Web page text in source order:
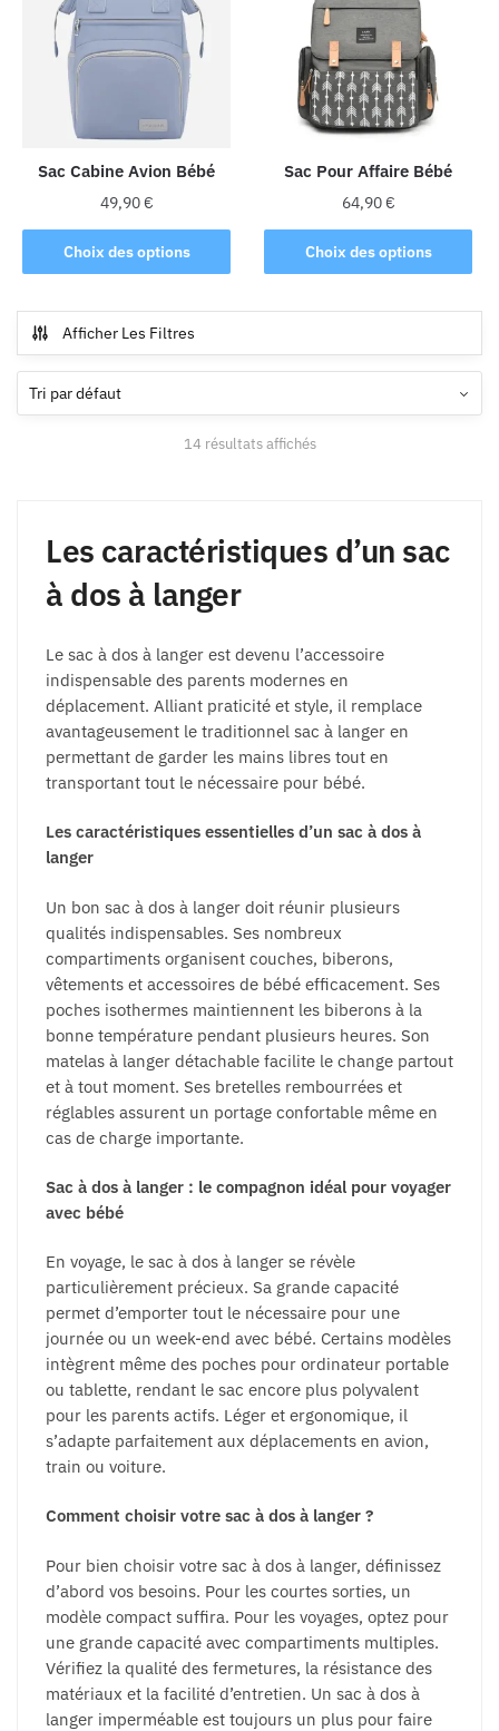
options
peuvent
choisies
sur
la
page
produit
Sac Cabine Avion Bébé
49,90€
Choix des options
Ce
produit
plusieurs
variations.
Les
page
du
Sac Pour Affaire Bébé
64,90€
Choix des options
Ce
produit
variations.
Les
page
Afficher Les Filtres
14 résultats affichés
Les caractéristiques d’un sac
à dos à langer
Le sac à dos à langer est devenu l’accessoire
indispensable des parents modernes en
déplacement. Alliant praticité et style, il remplace
avantageusement le traditionnel sac à langer en
permettant de garder les mains libres tout en
transportant tout le nécessaire pour bébé.
Les caractéristiques essentielles d’un sac à dos à
langer
Un bon sac à dos à langer doit réunir plusieurs
qualités indispensables. Ses nombreux
compartiments organisent couches, biberons,
vêtements et accessoires de bébé efficacement. Ses
poches isothermes maintiennent les biberons à la
bonne température pendant plusieurs heures. Son
matelas à langer détachable facilite le change partout
et à tout moment. Ses bretelles rembourrées et
réglables assurent un portage confortable même en
cas de charge importante.
Sac à dos à langer : le compagnon idéal pour voyager
avec bébé
En voyage, le sac à dos à langer se révèle
particulièrement précieux. Sa grande capacité
permet d’emporter tout le nécessaire pour une
journée ou un week-end avec bébé. Certains modèles
intègrent même des poches pour ordinateur portable
ou tablette, rendant le sac encore plus polyvalent
pour les parents actifs. Léger et ergonomique, il
s’adapte parfaitement aux déplacements en avion,
train ou voiture.
Comment choisir votre sac à dos à langer ?
Pour bien choisir votre sac à dos à langer, définissez
d’abord vos besoins. Pour les courtes sorties, un
modèle compact suffira. Pour les voyages, optez pour
une grande capacité avec compartiments multiples.
Vérifiez la qualité des fermetures, la résistance des
matériaux et la facilité d’entretien. Un sac à dos à
langer imperméable est toujours un plus pour faire